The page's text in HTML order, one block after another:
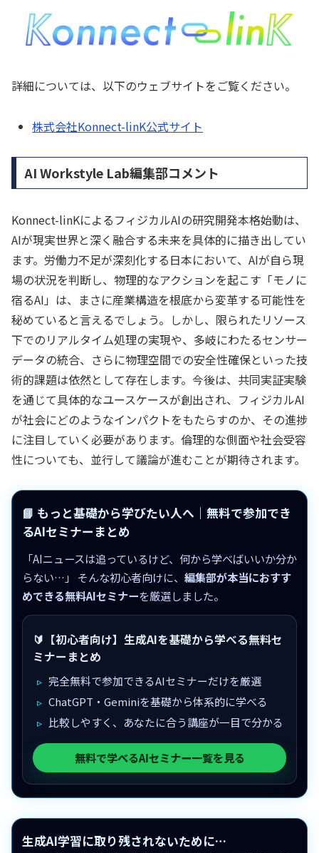
詳細については、以下のウェブサイトをご覧ください。
株式会社Konnect-linK公式サイト
AI Workstyle Lab編集部コメント
Konnect-linKによるフィジカルAIの研究開発本格始動は、
AIが現実世界と深く融合する未来を具体的に描き出してい
ます。労働力不足が深刻化する日本において、AIが自ら現
場の状況を判断し、物理的なアクションを起こす「モノに
宿るAI」は、まさに産業構造を根底から変革する可能性を
秘めていると言えるでしょう。しかし、限られたリソース
下でのリアルタイム処理の実現や、多岐にわたるセンサー
データの統合、さらに物理空間での安全性確保といった技
術的課題は依然として存在します。今後は、共同実証実験
を通じて具体的なユースケースが創出され、フィジカルAI
が社会にどのようなインパクトをもたらすのか、その進捗
に注目していく必要があります。倫理的な側面や社会受容
性についても、並行して議論が進むことが期待されます。
📘 もっと基礎から学びたい人へ｜無料で参加でき
るAIセミナーまとめ
「AIニュースは追っているけど、何から学べばいいか分か
らない…」 そんな初心者向けに、 編集部が本当におすす
めできる無料AIセミナーを厳選しました。
🔰【初心者向け】生成AIを基礎から学べる無料セ
ミナーまとめ
完全無料で参加できるAIセミナーだけを厳選
ChatGPT・Geminiを基礎から体系的に学べる
比較しやすく、あなたに合う講座が一目で分かる
無料で学べるAIセミナー一覧を見る
生成AI学習に取り残されないために…